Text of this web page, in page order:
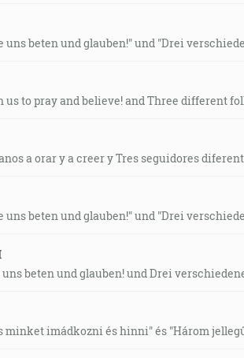
uns beten und glauben!" und "Drei
us to pray and believe! and Three different
a orar y a creer y Tres seguidores
uns beten und glauben!" und "Drei
uns beten und glauben! und Drei
minket imádkozni és hinni" és "Három